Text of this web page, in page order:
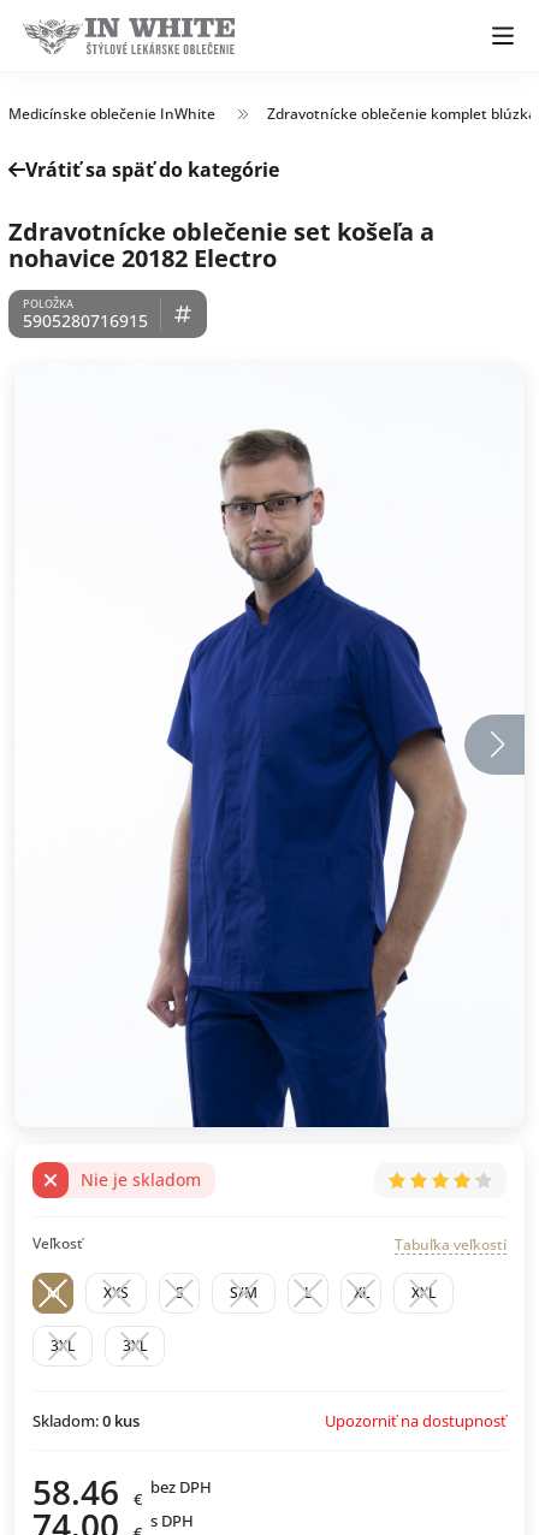
Medicínske oblečenie InWhite Zdravotnícke oblečenie komplet
Vrátiť sa späť do kategórie
Zdravotnícke oblečenie set košeľa a
nohavice 20182 Electro
5905280716915
Nie je skladom
Veľkosť Tabuľka veľkostí
M XXS S S/M L XL XXL
3XL 3XL
Skladom:0 kus Upozorniť na dostupnosť
58.46 €
bez DPH
74.00 s DPH